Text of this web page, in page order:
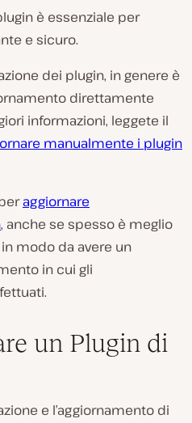
è essenziale per
e sicuro.
dei plugin, in genere è
direttamente
informazioni, leggete il
manualmente i plugin
aggiornare
, anche se spesso è meglio
modo da avere un
in cui gli
un Plugin di
e l’aggiornamento di